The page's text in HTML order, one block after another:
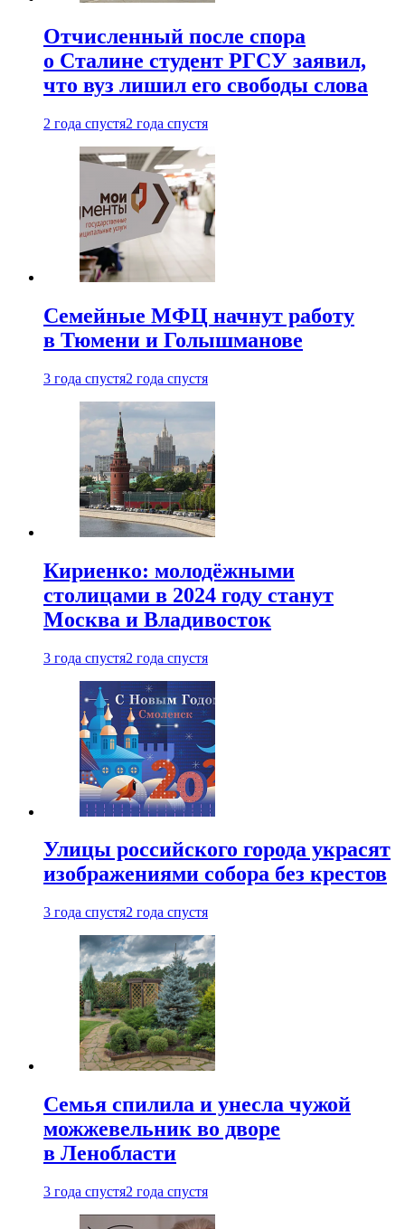
Отчисленный после спора
о Сталине студент РГСУ заявил,
что вуз лишил его свободы слова
2 года спустя2 года спустя
Семейные МФЦ начнут работу
в Тюмени и Голышманове
3 года спустя2 года спустя
Кириенко: молодёжными
столицами в 2024 году станут
Москва и Владивосток
3 года спустя2 года спустя
Улицы российского города украсят
изображениями собора без крестов
3 года спустя2 года спустя
Семья спилила и унесла чужой
можжевельник во дворе
в Ленобласти
3 года спустя2 года спустя